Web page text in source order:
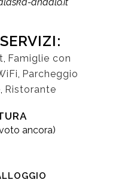
, Famiglie con
, Parcheggio
, Ristorante
ancora)